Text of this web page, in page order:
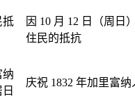
抵
因 10 月 12 日（周日
住民的抵抗
纳
庆祝 1832 年加里富